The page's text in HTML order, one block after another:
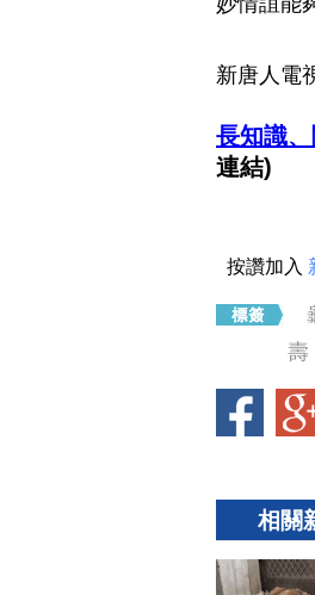
新唐人電
長知識
連結)
按讚加入
壽
相關